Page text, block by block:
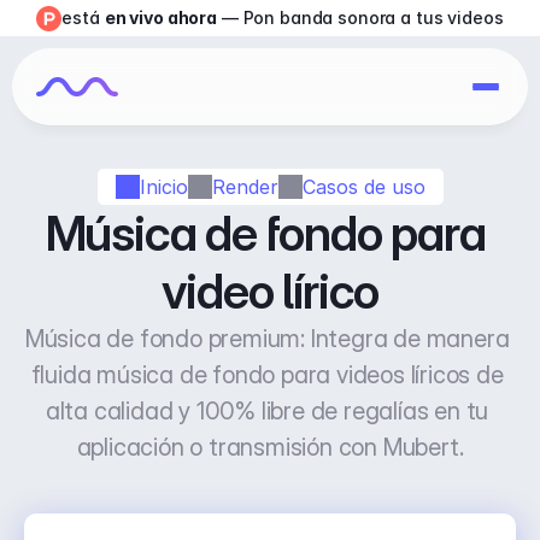
Inicio Render Casos de uso
Música de fondo para
video lírico
Música de fondo premium: Integra de manera
fluida música de fondo para videos líricos de
alta calidad y 100% libre de regalías en tu
aplicación o transmisión con Mubert.
está en vivo ahora — Pon banda sonora a tus videos